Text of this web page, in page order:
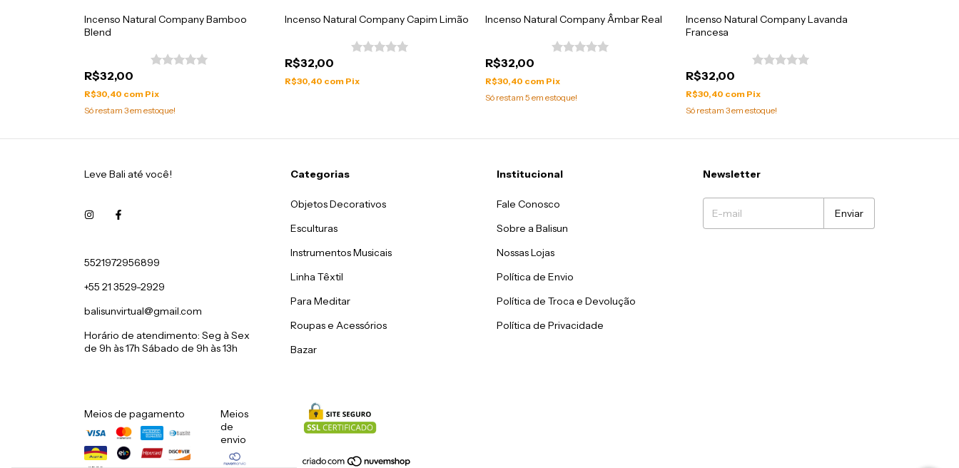
Incenso Natural Company Bamboo
Blend
R$32,00
R$30,40 com Pix
Só restam 3em estoque!
Incenso Natural Company Capim Limão
R$32,00
R$30,40 com Pix
Incenso Natural Company Âmbar Real
R$32,00
R$30,40 com Pix
Só restam 5 em estoque!
Incenso Natural Company Lavanda
Francesa
R$32,00
R$30,40 com Pix
Só restam 3em estoque!
Leve Bali até você!
5521972956899
+55 21 3529-2929
balisunvirtual@gmail.com
Horário de atendimento: Seg à Sex
de 9h às 17h Sábado de 9h às 13h
Categorias
Objetos Decorativos
Esculturas
Instrumentos Musicais
Linha Têxtil
Para Meditar
Roupas e Acessórios
Bazar
Institucional
Fale Conosco
Sobre a Balisun
Nossas Lojas
Política de Envio
Política de Troca e Devolução
Política de Privacidade
Newsletter
Meios de pagamento
Meios
de
envio